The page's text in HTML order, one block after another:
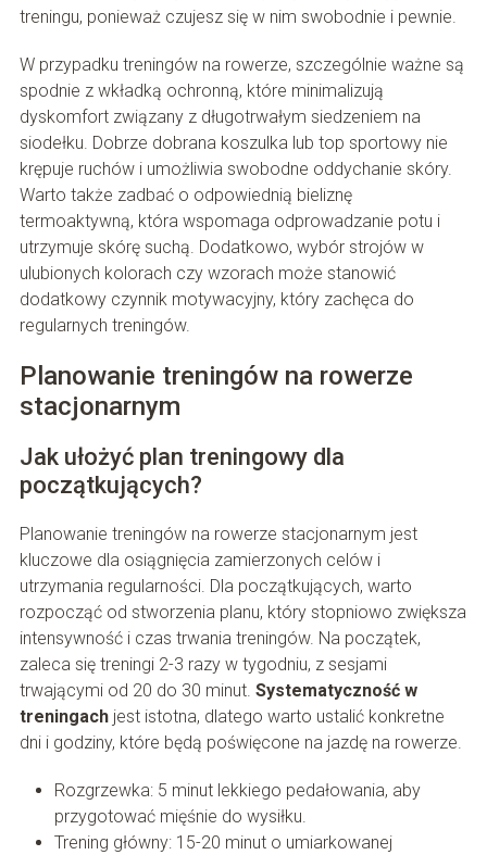
treningu, ponieważ czujesz się w nim swobodnie i pewnie.
W przypadku treningów na rowerze, szczególnie ważne są
spodnie z wkładką ochronną, które minimalizują
dyskomfort związany z długotrwałym siedzeniem na
siodełku. Dobrze dobrana koszulka lub top sportowy nie
krępuje ruchów i umożliwia swobodne oddychanie skóry.
Warto także zadbać o odpowiednią bieliznę
termoaktywną, która wspomaga odprowadzanie potu i
utrzymuje skórę suchą. Dodatkowo, wybór strojów w
ulubionych kolorach czy wzorach może stanowić
dodatkowy czynnik motywacyjny, który zachęca do
regularnych treningów.
Planowanie treningów na rowerze
stacjonarnym
Jak ułożyć plan treningowy dla
początkujących?
Planowanie treningów na rowerze stacjonarnym jest
kluczowe dla osiągnięcia zamierzonych celów i
utrzymania regularności. Dla początkujących, warto
rozpocząć od stworzenia planu, który stopniowo zwiększa
intensywność i czas trwania treningów. Na początek,
zaleca się treningi 2-3 razy w tygodniu, z sesjami
trwającymi od 20 do 30 minut. Systematyczność w
treningachjest istotna, dlatego warto ustalić konkretne
dni i godziny, które będą poświęcone na jazdę na rowerze.
Rozgrzewka: 5 minut lekkiego pedałowania, aby
przygotować mięśnie do wysiłku.
Trening główny: 15-20 minut o umiarkowanej